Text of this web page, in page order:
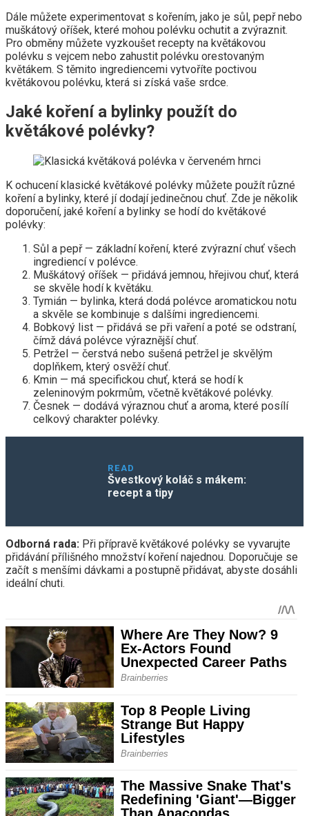
Dále můžete experimentovat s kořením, jako je sůl, pepř nebo
muškátový oříšek, které mohou polévku ochutit a zvýraznit.
Pro obměny můžete vyzkoušet recepty na květákovou
polévku s vejcem nebo zahustit polévku orestovaným
květákem. S těmito ingrediencemi vytvoříte poctivou
květákovou polévku, která si získá vaše srdce.
Jaké koření a bylinky použít do
květákové polévky?
K ochucení klasické květákové polévky můžete použít různé
koření a bylinky, které jí dodají jedinečnou chuť. Zde je několik
doporučení, jaké koření a bylinky se hodí do květákové
polévky:
Sůl a pepř — základní koření, které zvýrazní chuť všech
ingrediencí v polévce.
Muškátový oříšek — přidává jemnou, hřejivou chuť, která
se skvěle hodí k květáku.
Tymián — bylinka, která dodá polévce aromatickou notu
a skvěle se kombinuje s dalšími ingrediencemi.
Bobkový list — přidává se při vaření a poté se odstraní,
čímž dává polévce výraznější chuť.
Petržel — čerstvá nebo sušená petržel je skvělým
doplňkem, který osvěží chuť.
Kmin — má specifickou chuť, která se hodí k
zeleninovým pokrmům, včetně květákové polévky.
Česnek — dodává výraznou chuť a aroma, které posílí
celkový charakter polévky.
READ
Švestkový koláč s mákem:
recept a tipy
Odborná rada: Při přípravě květákové polévky se vyvarujte
přidávání přílišného množství koření najednou. Doporučuje se
začít s menšími dávkami a postupně přidávat, abyste dosáhli
ideální chuti.